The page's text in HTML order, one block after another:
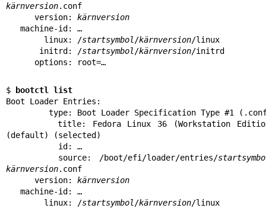
kärnversion.conf
      version:
kärnversion
        linux: /
startsymbol /kärnversion/linux
       initrd: /
startsymbol /kärnversion/initrd
      options: root=…
$
bootctl list
Boot Loader Entries:
(default) (selected)
       source: /boot/efi/loader/entries/
kärnversion.conf
      version:
kärnversion
        linux: /
startsymbol /kärnversion/linux